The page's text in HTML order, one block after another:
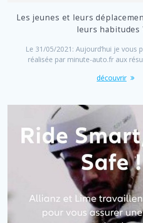
Les jeunes et leurs
leurs habitudes
Le 31/05/2021: Aujourd’hui je vous
réalisée par minute-auto.fr aux
découvrir